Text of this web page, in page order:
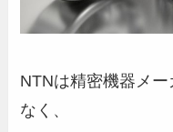
NTNは精密機器メ
なく、